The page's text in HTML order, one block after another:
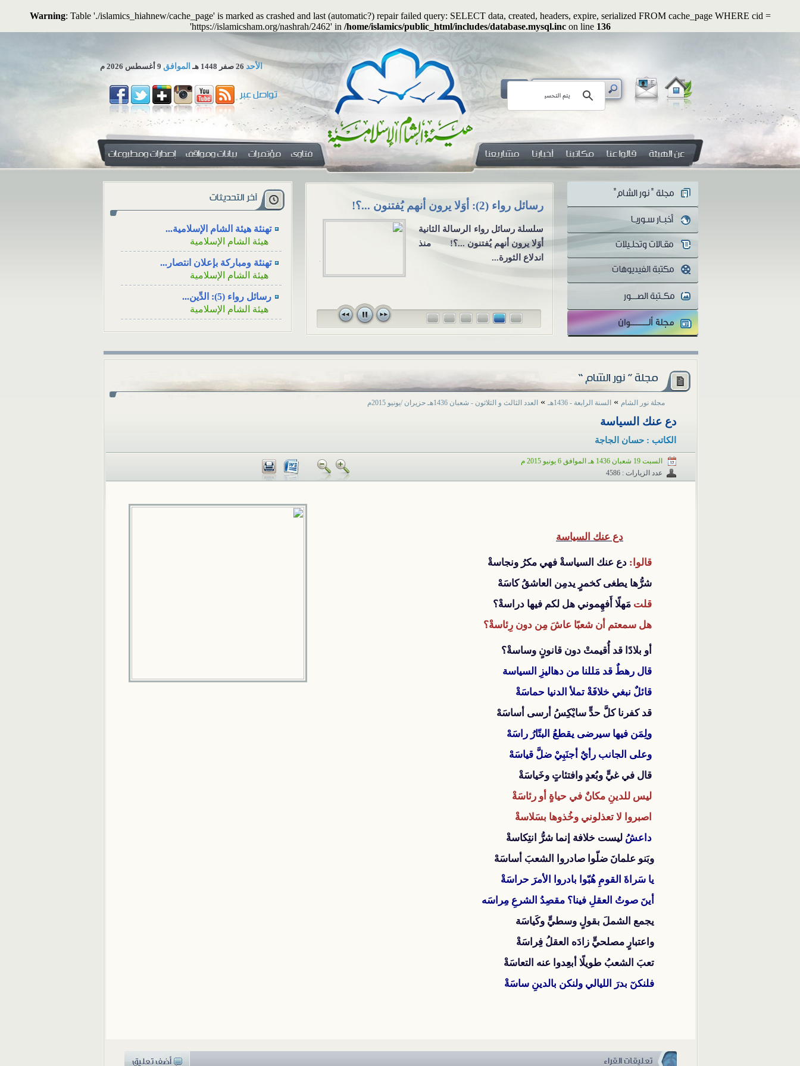
Warning: Table './islamics_hiahnew/cache_page' is marked as crashed and last (automatic?) repair failed query: SELECT data, created, headers, expire, serialized FROM cache_page WHERE cid =
'https://islamicsham.org/nashrah/2462' in /home/islamics/public_html/includes/database.mysql.incon line 136
الأحد 26 صفر 1448 هـ الموافق 9 أغسطس 2026 م
الأولى وأصلحوا ذات بينكم
مازال أهل العلم والمفكرون
والمثقفون تتفاوت أنظارهم...
رسائل رواء (2): أوَلا يرون أنهم يُفتنون ...؟!
سلسلة رسائل رواء الرسالة الثانية
أوَلا يرون أنهم يُفتنون ...؟! منذ
اندلاع الثورة...
هل يجوز جعلُ المهرِ منفعةً معنوية؟
هل يجوز جعلُ المهرِ منفعةً
معنوية؟ السؤال: هل يجوز أن
يكون المهرُ منفعةً أو خِدمةً
هل تجوز الاستعاضة عن المال...
المكتب العلمي ـ هيئة الشام...
تهنئة هيئة الشام الإسلامية...
هيئة الشام الإسلامية
تهنئة ومباركة بإعلان انتصار...
هيئة الشام الإسلامية
رسائل رواء (5): الدِّين...
هيئة الشام الإسلامية
رسائل رواء (3): لا يُسلِمُه...
رسائل رواء (1): وأصلحوا ذات...
أحكامُ الجوائز في المسابقات...
المكتب العلمي ـ هيئة الشام...
المكتب العلمي ـ هيئة الشام...
مجلة نور الشام » السنة الرابعة - 1436هـ » العدد الثالث و الثلاثون - شعبان 1436هـ حزيران /يونيو 2015م
دع عنك السياسة
الكاتب : حسان الجاجة
السبت 19 شعبان 1436 هـ الموافق 6 يونيو 2015 م
عدد الزيارات : 4586
دع عنك السياسة
قالوا: دع عنك السياسةْ فهي مكرُ ونجاسةْ
شرُّها يطغى كخمرٍ يدمِن العاشقُ كاسَهْ
قلت مَهلًا أَفهِموني هل لكم فيها دراسةْ؟
هل سمعتم أن شعبًا عاشَ مِن دون رِئاسةْ؟
أو بلادًا قد أُقيمتْ دون قانونٍ وساسةْ؟
قال رهطٌ قد مَللنا من دهاليزِ السياسة
قائلٌ نبغي خلافَةْ تملأ الدنيا حماسَةْ
قد كفرنا كلَّ حدٍّ سايْكِسُ أرسى أساسَهْ
ولِمَن فيها سيرضى يقطعُ البتّارُ راسَهْ
وعلى الجانب رأيٌ أجنَبِيْ ضلَّ قياسَهْ
قال في غيٍّ وبُعدٍ وافتئاتٍ وخَياسَةْ
ليس للدينِ مكانٌ في حياةٍ أو رئاسَةْ
اصبروا لا تعذلوني وخُذوها بسَلاسةْ
داعشُ ليست خلافة إنما شرُّ انتِكاسةْ
وبَنو علمانَ ضلّوا صادروا الشعبَ أساسَهْ
يا سَراةَ القومِ هُبّوا بادروا الأمرَ حراسَةْ
أينَ صوتُ العقلِ فينا؟ مقصِدُ الشرعِ مِراسَه
يجمع الشملَ بقولٍ وسطيٍّ وكَياسَة
واعتبارٍ مصلحيٍّ زادَه العقلُ فِراسَةْ
تعبَ الشعبُ طويلًا أبعِدوا عنه التعاسَةْ
فلنكنٓ بدرَ الليالي ولنكن بالدينِ ساسَةْ